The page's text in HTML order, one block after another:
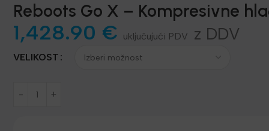
Reboots Go X – Kompresivne
1,428.90 € z DDV
VELIKOST